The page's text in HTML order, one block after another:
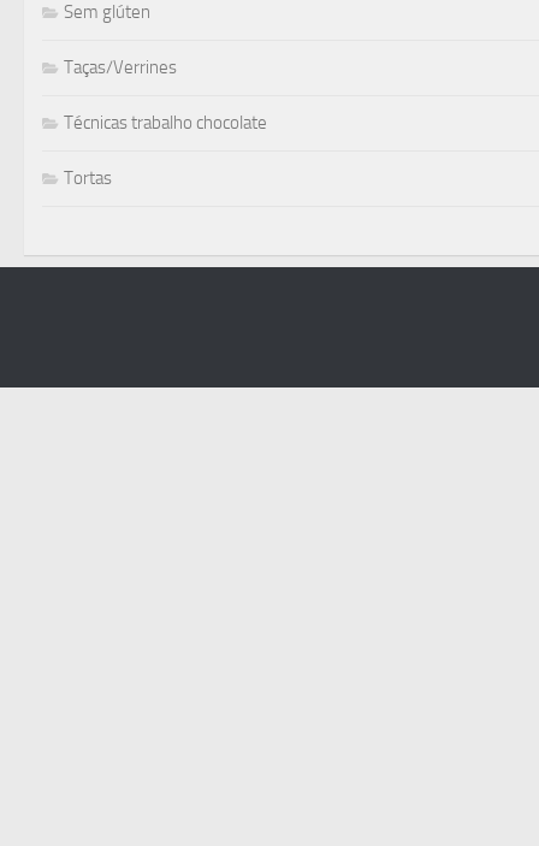
Sem glúten
Taças/Verrines
Técnicas trabalho chocolate
Tortas